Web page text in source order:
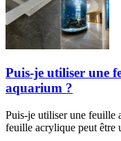
Puis-je utiliser une
aquarium ?
Puis-je utiliser une feuille
feuille acrylique peut être